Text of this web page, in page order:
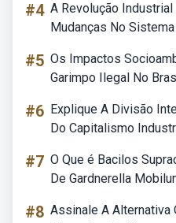
#4 A Revolução
Mudanças No
#5 Os Impactos
Garimpo Ilegal No
#6 Explique A Divisão
Do Capitalismo
#7 O Que é Bacilos
De Gardnerella
#8 Assinale A Alternativa